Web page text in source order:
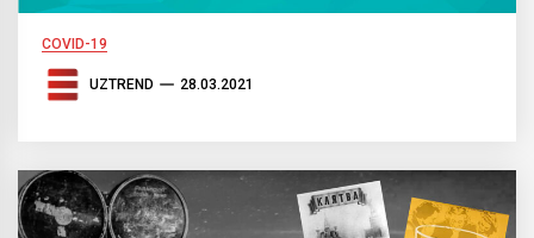
COVID-19
UZTREND 28.03.2021